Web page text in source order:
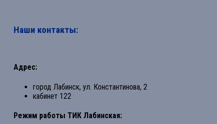
Наши контакты:
Адрес:
город Лабинск, ул. Константинова, 2
кабинет 122
Режим работы ТИК Лабинская: